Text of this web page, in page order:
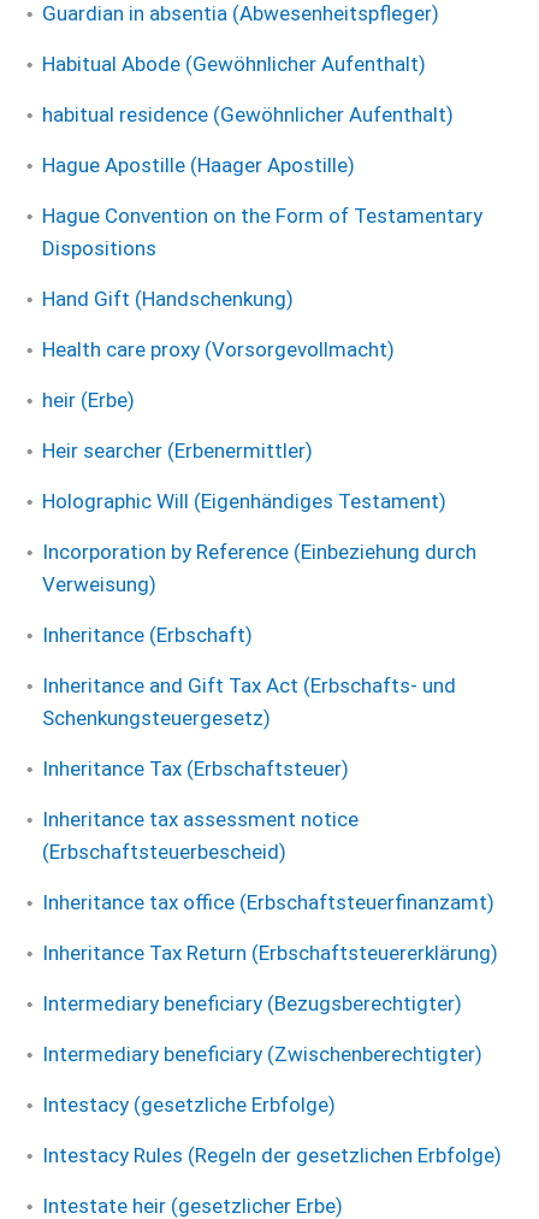
Guardian in absentia (Abwesenheitspfleger)
Habitual Abode (Gewöhnlicher Aufenthalt)
habitual residence (Gewöhnlicher Aufenthalt)
Hague Apostille (Haager Apostille)
Hague Convention on the Form of Testamentary
Dispositions
Hand Gift (Handschenkung)
Health care proxy (Vorsorgevollmacht)
heir (Erbe)
Heir searcher (Erbenermittler)
Holographic Will (Eigenhändiges Testament)
Incorporation by Reference (Einbeziehung durch
Verweisung)
Inheritance (Erbschaft)
Inheritance and Gift Tax Act (Erbschafts- und
Schenkungsteuergesetz)
Inheritance Tax (Erbschaftsteuer)
Inheritance tax assessment notice
(Erbschaftsteuerbescheid)
Inheritance tax office (Erbschaftsteuerfinanzamt)
Inheritance Tax Return (Erbschaftsteuererklärung)
Intermediary beneficiary (Bezugsberechtigter)
Intermediary beneficiary (Zwischenberechtigter)
Intestacy (gesetzliche Erbfolge)
Intestacy Rules (Regeln der gesetzlichen Erbfolge)
Intestate heir (gesetzlicher Erbe)